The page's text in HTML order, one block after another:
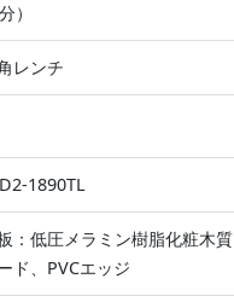
）
レンチ
1890TL
：低圧メラミン樹脂化粧木質
ド、PVCエッジ